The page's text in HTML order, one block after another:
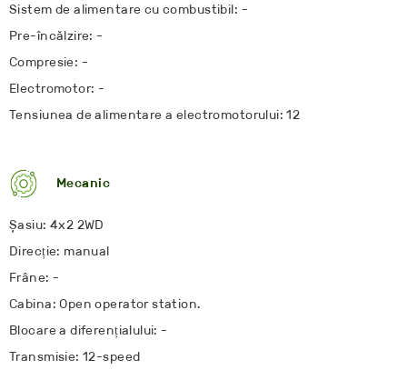
Sistem de alimentare cu combustibil: -
Pre-încălzire: -
Compresie: -
Electromotor: -
Tensiunea de alimentare a electromotorului: 12
Mecanic
Șasiu: 4x2 2WD
Direcție: manual
Frâne: -
Cabina: Open operator station.
Blocare a diferențialului: -
Transmisie: 12-speed